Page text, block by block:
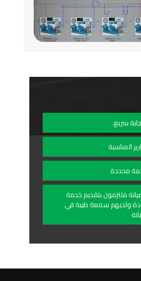
سريع.
المناسبة
محددة
ملتزمون بتقديم خدمة
ولديهم سمعة طيبة في